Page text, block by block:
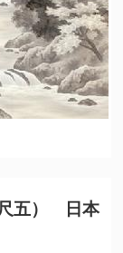
尺五） 日本